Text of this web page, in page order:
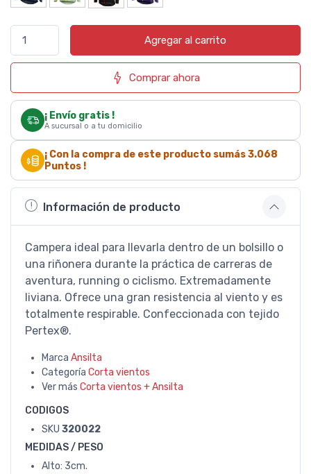
Agregar al carrito
Comprar ahora
¡ Envío gratis !
A sucursal o a tu domicilio
¡ Con la compra de este producto sumás3.068
Puntos !
Información de producto
Campera ideal para llevarla dentro de un bolsillo o
una riñonera durante la práctica de carreras de
aventura, running o ciclismo. Extremadamente
liviana. Ofrece una gran resistencia al viento y es
totalmente respirable. Confeccionada con tejido
Pertex®.
Marca Ansilta
Categoría Corta vientos
Ver más Corta vientos + Ansilta
CODIGOS
SKU 320022
MEDIDAS / PESO
Alto: 3cm.